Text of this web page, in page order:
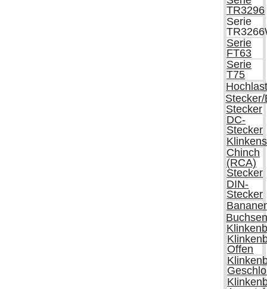
TR3296
Serie
Serie
FT63
Serie
T75
Stecker
DC-
Stecker
Chinch
(RCA)
Stecker
DIN-
Stecker
Offen